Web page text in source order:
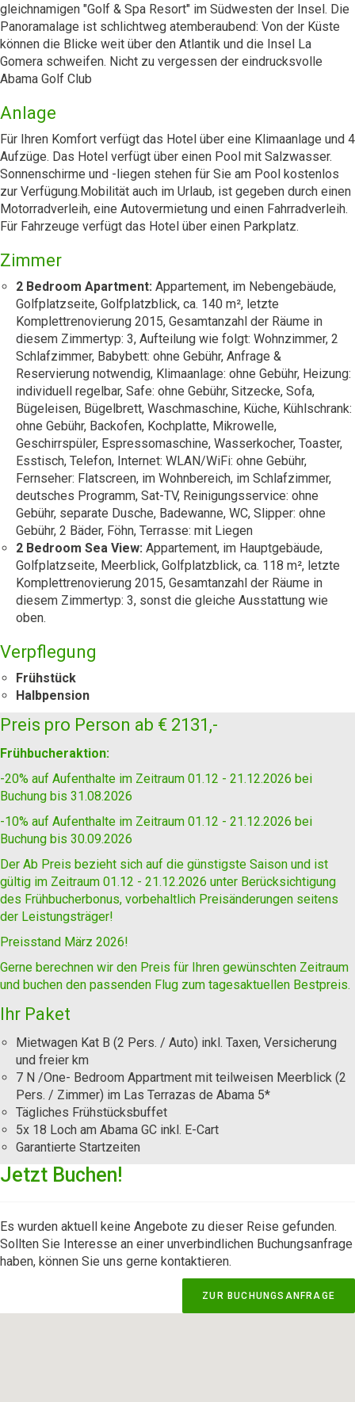
gleichnamigen "Golf & Spa Resort" im Südwesten der Insel. Die
Panoramalage ist schlichtweg atemberaubend: Von der Küste
können die Blicke weit über den Atlantik und die Insel La
Gomera schweifen. Nicht zu vergessen der eindrucksvolle
Abama Golf Club
Anlage
Für Ihren Komfort verfügt das Hotel über eine Klimaanlage und 4
Aufzüge. Das Hotel verfügt über einen Pool mit Salzwasser.
Sonnenschirme und -liegen stehen für Sie am Pool kostenlos
zur Verfügung.Mobilität auch im Urlaub, ist gegeben durch einen
Motorradverleih, eine Autovermietung und einen Fahrradverleih.
Für Fahrzeuge verfügt das Hotel über einen Parkplatz.
Zimmer
2 Bedroom Apartment: Appartement, im Nebengebäude,
Golfplatzseite, Golfplatzblick, ca. 140 m², letzte
Komplettrenovierung 2015, Gesamtanzahl der Räume in
diesem Zimmertyp: 3, Aufteilung wie folgt: Wohnzimmer, 2
Schlafzimmer, Babybett: ohne Gebühr, Anfrage &
Reservierung notwendig, Klimaanlage: ohne Gebühr, Heizung:
individuell regelbar, Safe: ohne Gebühr, Sitzecke, Sofa,
Bügeleisen, Bügelbrett, Waschmaschine, Küche, Kühlschrank:
ohne Gebühr, Backofen, Kochplatte, Mikrowelle,
Geschirrspüler, Espressomaschine, Wasserkocher, Toaster,
Esstisch, Telefon, Internet: WLAN/WiFi: ohne Gebühr,
Fernseher: Flatscreen, im Wohnbereich, im Schlafzimmer,
deutsches Programm, Sat-TV, Reinigungsservice: ohne
Gebühr, separate Dusche, Badewanne, WC, Slipper: ohne
Gebühr, 2 Bäder, Föhn, Terrasse: mit Liegen
2 Bedroom Sea View: Appartement, im Hauptgebäude,
Golfplatzseite, Meerblick, Golfplatzblick, ca. 118 m², letzte
Komplettrenovierung 2015, Gesamtanzahl der Räume in
diesem Zimmertyp: 3, sonst die gleiche Ausstattung wie
oben.
Verpflegung
Frühstück
Halbpension
Preis pro Person ab € 2131,-
Frühbucheraktion:
-20% auf Aufenthalte im Zeitraum 01.12 - 21.12.2026 bei
Buchung bis 31.08.2026
-10% auf Aufenthalte im Zeitraum 01.12 - 21.12.2026 bei
Buchung bis 30.09.2026
Der Ab Preis bezieht sich auf die günstigste Saison und ist
gültig im Zeitraum 01.12 - 21.12.2026 unter Berücksichtigung
des Frühbucherbonus, vorbehaltlich Preisänderungen seitens
der Leistungsträger!
Preisstand März 2026!
Gerne berechnen wir den Preis für Ihren gewünschten Zeitraum
und buchen den passenden Flug zum tagesaktuellen Bestpreis.
Ihr Paket
Mietwagen Kat B (2 Pers. / Auto) inkl. Taxen, Versicherung
und freier km
7 N /One- Bedroom Appartment mit teilweisen Meerblick (2
Pers. / Zimmer) im Las Terrazas de Abama 5*
Tägliches Frühstücksbuffet
5x 18 Loch am Abama GC inkl. E-Cart
Garantierte Startzeiten
Jetzt Buchen!
Es wurden aktuell keine Angebote zu dieser Reise gefunden.
Sollten Sie Interesse an einer unverbindlichen Buchungsanfrage
haben, können Sie uns gerne kontaktieren.
ZUR BUCHUNGSANFRAGE